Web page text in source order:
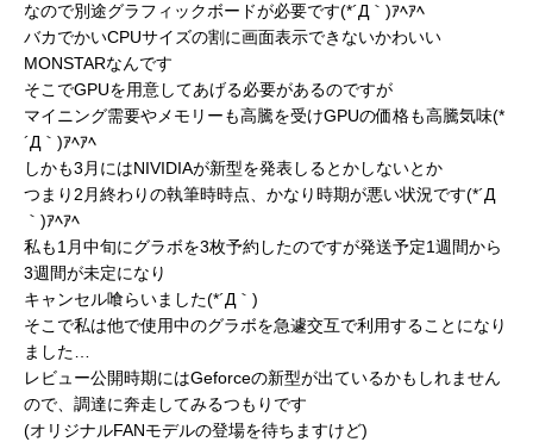
なので別途グラフィックボードが必要です(*´Д｀)ｱﾍｱﾍ
バカでかいCPUサイズの割に画面表示できないかわいい
MONSTARなんです
そこでGPUを用意してあげる必要があるのですが
マイニング需要やメモリーも高騰を受けGPUの価格も高騰気味(*
´Д｀)ｱﾍｱﾍ
しかも3月にはNIVIDIAが新型を発表しるとかしないとか
つまり2月終わりの執筆時時点、かなり時期が悪い状況です(*´Д
｀)ｱﾍｱﾍ
私も1月中旬にグラボを3枚予約したのですが発送予定1週間から
3週間が未定になり
キャンセル喰らいました(*´Д｀)
そこで私は他で使用中のグラボを急遽交互で利用することになり
ました…
レビュー公開時期にはGeforceの新型が出ているかもしれません
ので、調達に奔走してみるつもりです
(オリジナルFANモデルの登場を待ちますけど)